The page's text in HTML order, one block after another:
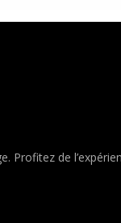
Profitez de